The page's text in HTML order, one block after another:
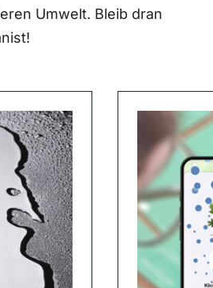
Umwelt. Bleib dran